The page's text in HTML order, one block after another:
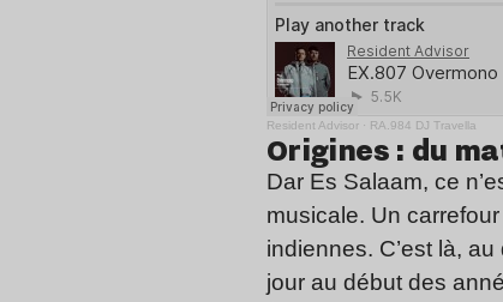
Resident Advisor · RA.984 DJ Travella
Origines : du
Dar Es Salaam, ce
musicale. Un
indiennes. C’est là,
jour au début des